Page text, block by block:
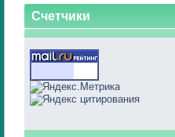
Счетчики